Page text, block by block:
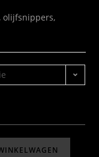
olijfsnippers,